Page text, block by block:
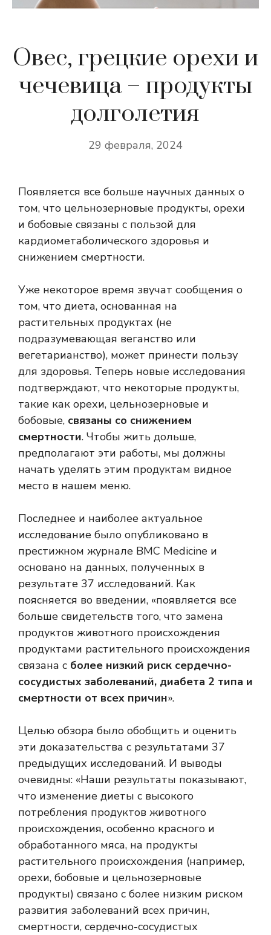
Овес, грецкие орехи и
чечевица – продукты
долголетия
29 февраля, 2024
Появляется все больше научных данных о
том, что цельнозерновые продукты, орехи
и бобовые связаны с пользой для
кардиометаболического здоровья и
снижением смертности.
Уже некоторое время звучат сообщения о
том, что диета, основанная на
растительных продуктах (не
подразумевающая веганство или
вегетарианство), может принести пользу
для здоровья. Теперь новые исследования
подтверждают, что некоторые продукты,
такие как орехи, цельнозерновые и
бобовые, связаны со снижением
смертности. Чтобы жить дольше,
предполагают эти работы, мы должны
начать уделять этим продуктам видное
место в нашем меню.
Последнее и наиболее актуальное
исследование было опубликовано в
престижном журнале BMC Medicine и
основано на данных, полученных в
результате 37 исследований. Как
поясняется во введении, «появляется все
больше свидетельств того, что замена
продуктов животного происхождения
продуктами растительного происхождения
связана с более низкий риск сердечно-
сосудистых заболеваний, диабета 2 типа и
смертности от всех причин».
Целью обзора было обобщить и оценить
эти доказательства с результатами 37
предыдущих исследований. И выводы
очевидны: «Наши результаты показывают,
что изменение диеты с высокого
потребления продуктов животного
происхождения, особенно красного и
обработанного мяса, на продукты
растительного происхождения (например,
орехи, бобовые и цельнозерновые
продукты) связано с более низким риском
развития заболеваний всех причин,
смертности, сердечно-сосудистых